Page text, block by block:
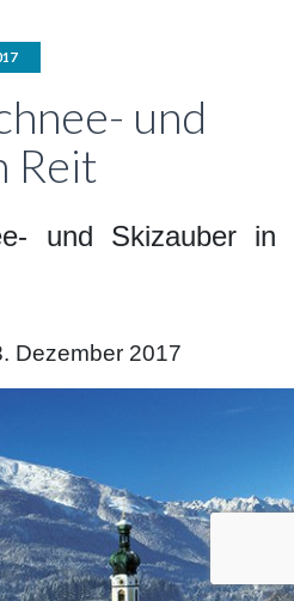
und
Reit
und Skizauber in
Dezember 2017